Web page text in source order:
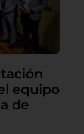
equipo
de